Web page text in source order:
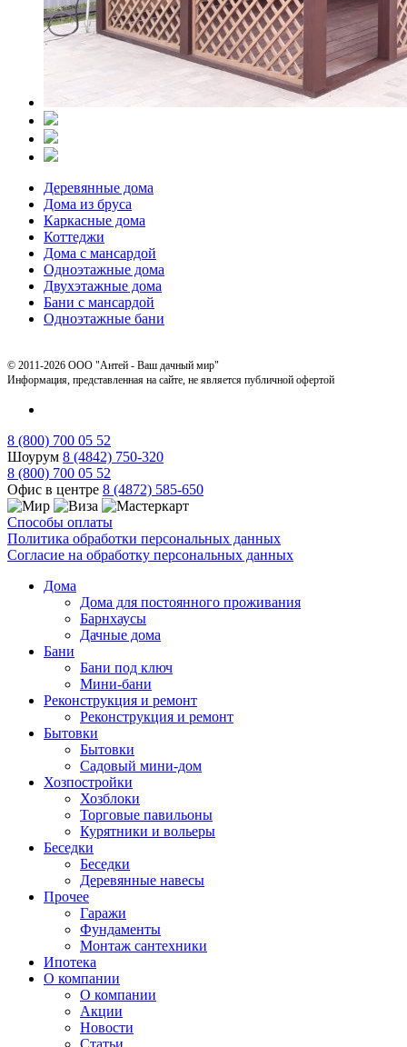
Деревянные дома
Дома из бруса
Каркасные дома
Коттеджи
Дома с мансардой
Одноэтажные дома
Двухэтажные дома
Бани с мансардой
Одноэтажные бани
© 2011-2026 ООО "Антей - Ваш дачный мир"
Информация, представленная на сайте, не является публичной офертой
8 (800) 700 05 52
Шоурум 8 (4842) 750-320
8 (800) 700 05 52
Офис в центре 8 (4872) 585-650
Способы оплаты
Политика обработки персональных данных
Согласие на обработку персональных данных
Дома
Дома для постоянного проживания
Барнхаусы
Дачные дома
Бани
Бани под ключ
Мини-бани
Реконструкция и ремонт
Реконструкция и ремонт
Бытовки
Бытовки
Садовый мини-дом
Хозпостройки
Хозблоки
Торговые павильоны
Курятники и вольеры
Беседки
Беседки
Деревянные навесы
Прочее
Гаражи
Фундаменты
Монтаж сантехники
Ипотека
О компании
О компании
Акции
Новости
Статьи